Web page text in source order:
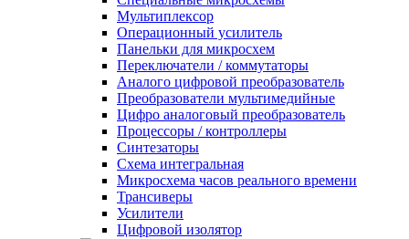
Мультиплексор
Операционный усилитель
Панельки для микросхем
Переключатели / коммутаторы
Аналого цифровой преобразователь
Преобразователи мультимедийные
Цифро аналоговый преобразователь
Процессоры / контроллеры
Синтезаторы
Схема интегральная
Микросхема часов реального времени
Трансиверы
Усилители
Цифровой изолятор